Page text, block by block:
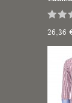
26,36